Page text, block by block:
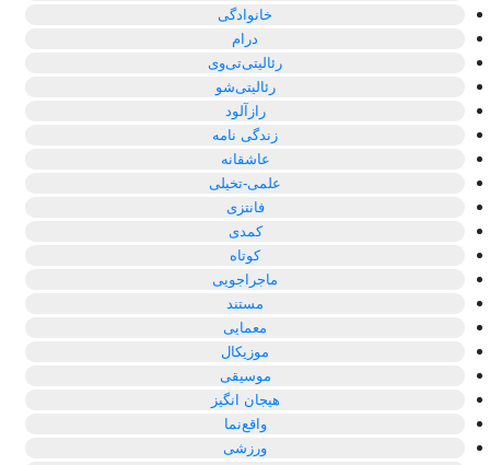
خانوادگی
درام
رئالیتی‌تی‌وی
رئالیتی‌شو
رازآلود
زندگی نامه
عاشقانه
علمی-تخیلی
فانتزی
کمدی
کوتاه
ماجراجویی
مستند
معمایی
موزیکال
موسیقی
هیجان انگیز
واقع‌نما
ورزشی